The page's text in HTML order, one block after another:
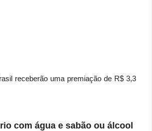
receberão uma premiação de R$ 3,3
com água e sabão ou álcool